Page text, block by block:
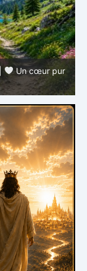
Un cœur pur